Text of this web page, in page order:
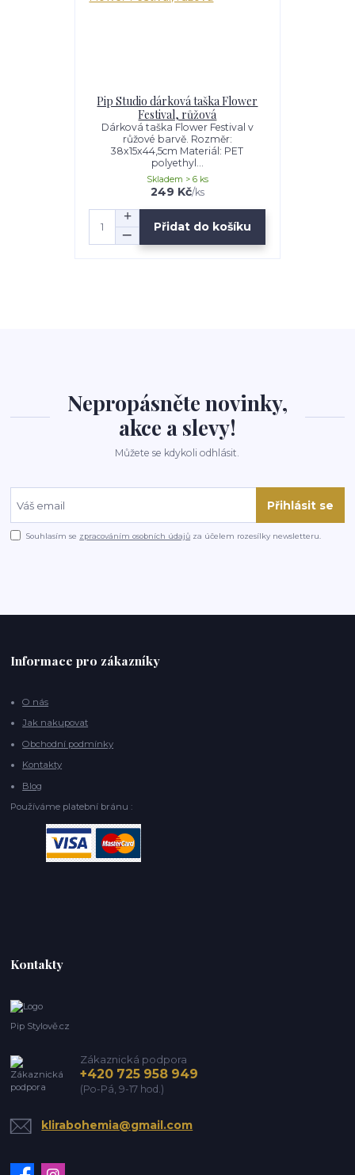
Pip Studio dárková taška Flower
Festival, růžová
Dárková taška Flower Festival v
růžové barvě. Rozměr:
38x15x44,5cm Materiál: PET
polyethyl...
249 Kč/ks
Skladem > 6 ks
Přidat do košíku
Nepropásněte novinky,
akce a slevy!
Můžete se kdykoli odhlásit.
Přihlásit se
Souhlasím se zpracováním osobních údajů za účelem rozesílky newsletteru.
Informace pro zákazníky
O nás
Jak nakupovat
Obchodní podmínky
Kontakty
Blog
Používáme platební bránu :
Kontakty
Pip Stylově.cz
Zákaznická podpora
+420 725 958 949
(Po-Pá, 9-17 hod.)
klirabohemia@gmail.com